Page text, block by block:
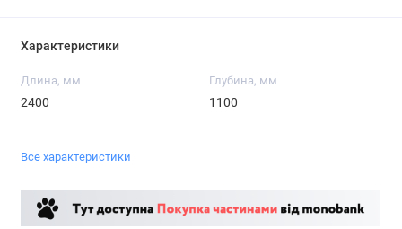
Характеристики
Длина, мм
2400
Глубина, мм
1100
Все характеристики